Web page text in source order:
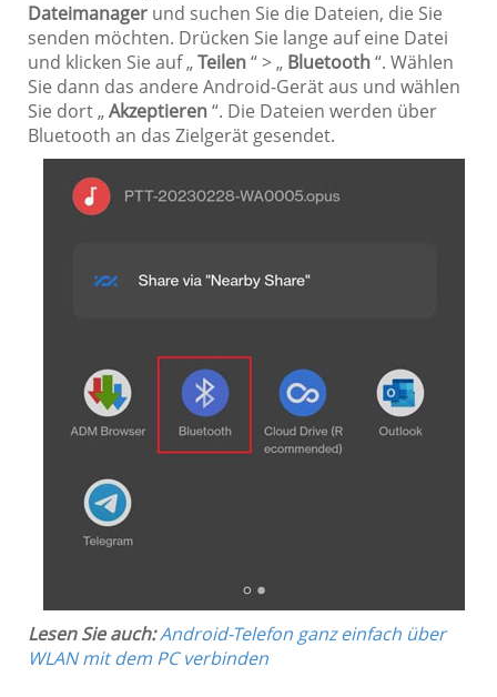
Dateimanager und suchen Sie die Dateien, die Sie
senden möchten. Drücken Sie lange auf eine Datei
und klicken Sie auf „Teilen“ > „ Bluetooth“. Wählen
Sie dann das andere Android-Gerät aus und wählen
Sie dort „Akzeptieren“. Die Dateien werden über
Bluetooth an das Zielgerät gesendet.
Lesen Sie auch:Android-Telefon ganz einfach über
WLAN mit dem PC verbinden